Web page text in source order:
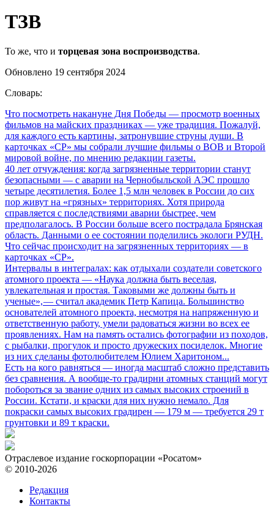
ТЗВ
То же, что и торцевая зона воспроизводства.
Обновлено 19 сентября 2024
Словарь:
Что посмотреть накануне Дня Победы — просмотр военных
фильмов на майских праздниках — уже традиция. Пожалуй,
для каждого есть картины, затронувшие струны души. В
карточках «СР» мы собрали лучшие фильмы о ВОВ и Второй
мировой войне, по мнению редакции газеты.
40 лет отчуждения: когда загрязненные территории станут
безопасными — с аварии на Чернобыльской АЭС прошло
четыре десятилетия. Более 1,5 млн человек в России до сих
пор живут на «грязных» территориях. Хотя природа
справляется с последствиями аварии быстрее, чем
предполагалось. В России больше всего пострадала Брянская
область. Данными о ее состоянии поделились экологи РУДН.
Что сейчас происходит на загрязненных территориях — в
карточках «СР».
Интервалы в интегралах: как отдыхали создатели советского
атомного проекта — «Наука должна быть веселая,
увлекательная и простая. Таковыми же должны быть и
ученые», — считал академик Петр Капица. Большинство
основателей атомного проекта, несмотря на напряженную и
ответственную работу, умели радоваться жизни во всех ее
проявлениях. Нам на память остались фотографии из походов,
с рыбалки, прогулок и просто дружеских посиделок. Многие
из них сделаны фотолюбителем Юлием Харитоном...
Есть на кого равняться — иногда масштаб сложно представить
без сравнения. А вообще-то градирни атомных станций могут
побороться за звание одних из самых высоких строений в
России. Кстати, и краски для них нужно немало. Для
покраски самых высоких градирен — 179 м — требуется 29 т
грунтовки и 89 т краски.
Отраслевое издание госкорпорации «Росатом»
© 2010-2026
Редакция
Контакты